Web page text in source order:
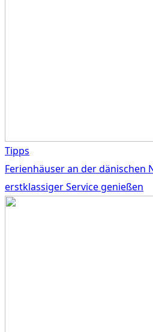
Tipps
Ferienhäuser an der
erstklassiger Service genießen